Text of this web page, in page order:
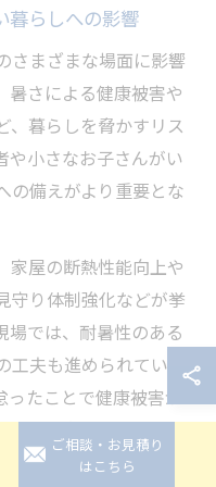
暮らしへの影響
さまざまな場面に影響
暑さによる健康被害や
、暮らしを脅かすリス
や小さなお子さんがい
の備えがより重要とな
家屋の断熱性能向上や
守り体制強化などが挙
場では、耐暑性のある
夫も進められていま
たことで健康被害が
備えと意識の向上が求
ご相談・お見積り
はこちら